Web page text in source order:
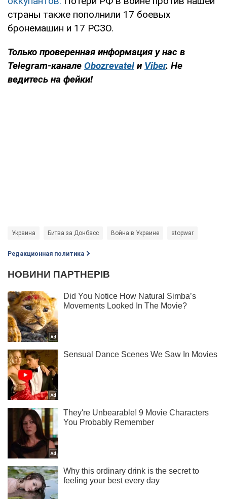
страны также пополнили 17 боевых
бронемашин и 17 РСЗО.
Только проверенная информация у нас в
Telegram-канале Obozrevatel и Viber. Не
ведитесь на фейки!
Украина Битва за Донбасс Война в Украине stopwar
Редакционная политика